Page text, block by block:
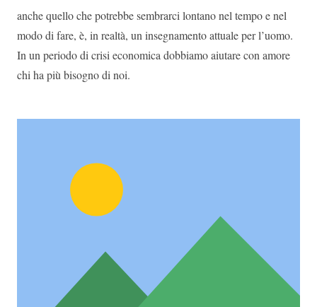
anche quello che potrebbe sembrarci lontano nel tempo e nel
modo di fare, è, in realtà, un insegnamento attuale per l’uomo.
In un periodo di crisi economica dobbiamo aiutare con amore
chi ha più bisogno di noi.